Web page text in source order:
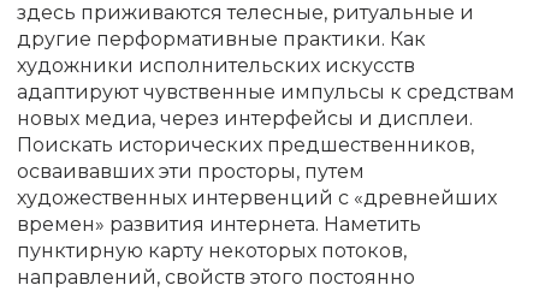
здесь приживаются телесные, ритуальные и
другие перформативные практики. Как
художники исполнительских искусств
адаптируют чувственные импульсы к средствам
новых медиа, через интерфейсы и дисплеи.
Поискать исторических предшественников,
осваивавших эти просторы, путем
художественных интервенций с «древнейших
времен» развития интернета. Наметить
пунктирную карту некоторых потоков,
направлений, свойств этого постоянно